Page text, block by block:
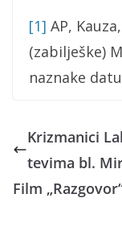
[1] AP,
(zabilješke)
naznake
Krizmanici
tevima bl.
Film